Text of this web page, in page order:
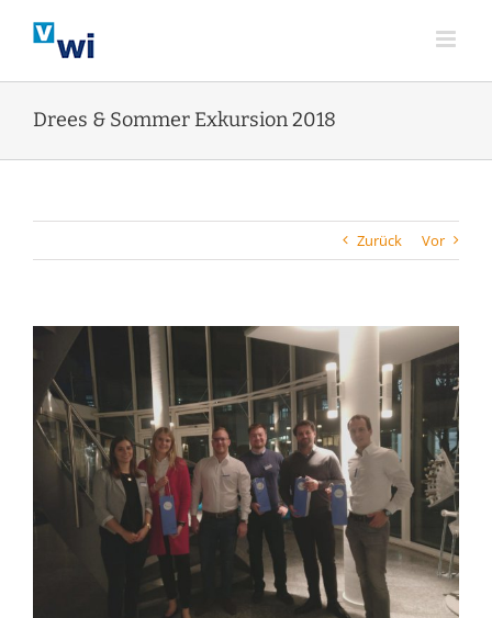
Inhalt
Drees & Sommer Exkursion 2018
Zurück Vor
Zeige
grösseres
Bild